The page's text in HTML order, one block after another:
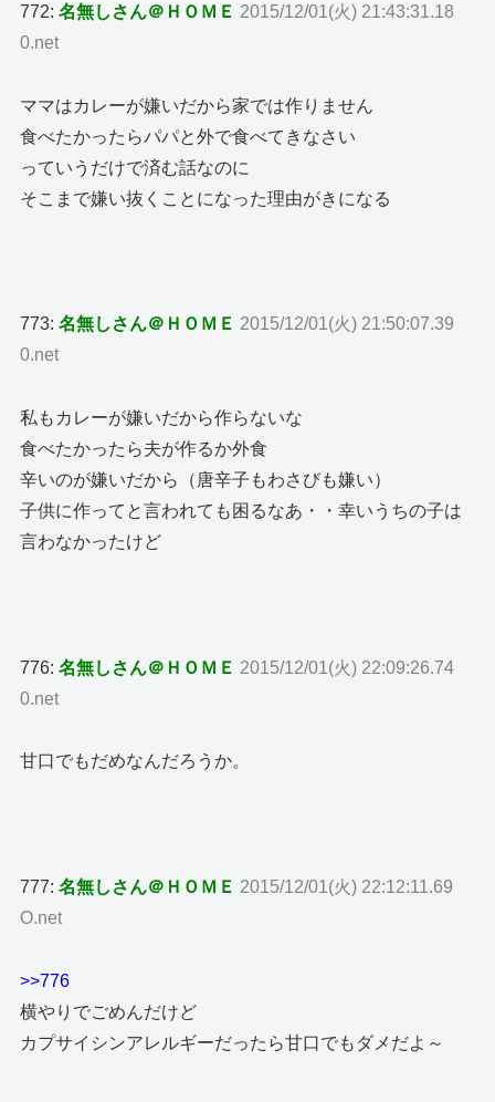
772:名無しさん＠ＨＯＭＥ 2015/12/01(火) 21:43:31.18
0.net
ママはカレーが嫌いだから家では作りません
食べたかったらパパと外で食べてきなさい
っていうだけで済む話なのに
そこまで嫌い抜くことになった理由がきになる
773:名無しさん＠ＨＯＭＥ 2015/12/01(火) 21:50:07.39
0.net
私もカレーが嫌いだから作らないな
食べたかったら夫が作るか外食
辛いのが嫌いだから（唐辛子もわさびも嫌い）
子供に作ってと言われても困るなあ・・幸いうちの子は
言わなかったけど
776:名無しさん＠ＨＯＭＥ 2015/12/01(火) 22:09:26.74
0.net
甘口でもだめなんだろうか。
777:名無しさん＠ＨＯＭＥ 2015/12/01(火) 22:12:11.69
O.net
>>776
横やりでごめんだけど
カプサイシンアレルギーだったら甘口でもダメだよ～